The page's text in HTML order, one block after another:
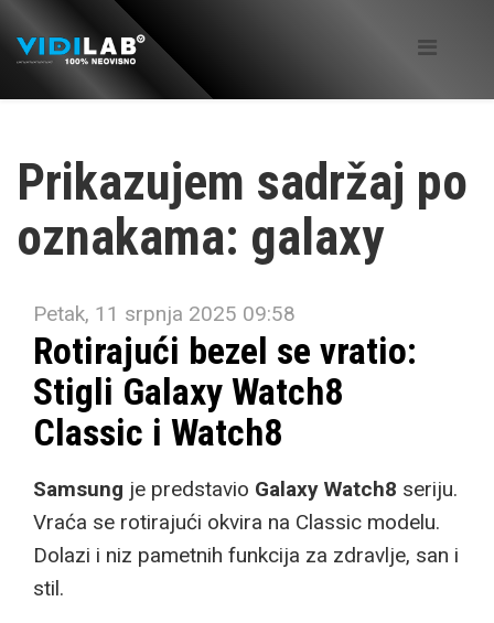
Prikazujem sadržaj po
oznakama: galaxy
Petak, 11 srpnja 2025 09:58
Rotirajući bezel se vratio:
Stigli Galaxy Watch8
Classic i Watch8
Samsung je predstavio Galaxy Watch8 seriju.
Vraća se rotirajući okvira na Classic modelu.
Dolazi i niz pametnih funkcija za zdravlje, san i
stil.